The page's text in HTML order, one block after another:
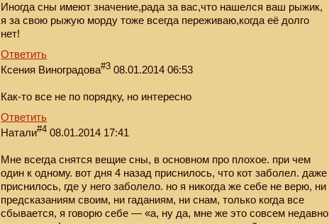
Иногда сны имеют значение,рада за вас,что нашелся ваш рыжик,
я за свою рыжую морду тоже всегда переживаю,когда её долго
нет!
Ответить
Ксения Виноградова#3 08.01.2014 06:53
Как-то все не по порядку, но интересно
Ответить
Натали#4 08.01.2014 17:41
Мне всегда снятся вещие сны, в основном про плохое. при чем
один к одному. вот дня 4 назад приснилось, что кот заболел. даже
приснилось, где у него заболело. но я никогда же себе не верю, ни
предсказаниям своим, ни гаданиям, ни снам, только когда все
сбывается, я говорю себе — «а, ну да, мне же это совсем недавно